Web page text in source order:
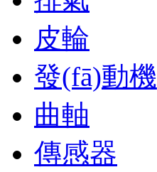
皮輪
發(fā)動機
曲軸
傳感器